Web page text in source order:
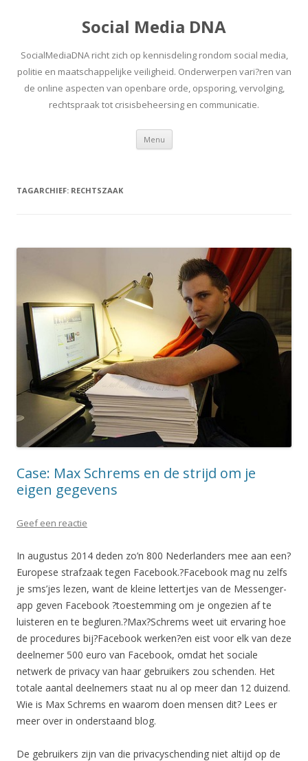
Social Media DNA
SocialMediaDNA richt zich op kennisdeling rondom social media,
politie en maatschappelijke veiligheid. Onderwerpen vari?ren van
de online aspecten van openbare orde, opsporing, vervolging,
rechtspraak tot crisisbeheersing en communicatie.
Menu Spring
inhoud
TAGARCHIEF: RECHTSZAAK
Case: Max Schrems en de strijd om je
eigen gegevens
Geef een reactie
In augustus 2014 deden zo’n 800 Nederlanders mee aan een?
Europese strafzaak tegen Facebook.?Facebook mag nu zelfs
je sms’jes lezen, want de kleine lettertjes van de Messenger-
app geven Facebook ?toestemming om je ongezien af te
luisteren en te begluren.?Max?Schrems weet uit ervaring hoe
de procedures bij?Facebook werken?en eist voor elk van deze
deelnemer 500 euro van Facebook, omdat het sociale
netwerk de privacy van haar gebruikers zou schenden. Het
totale aantal deelnemers staat nu al op meer dan 12 duizend.
Wie is Max Schrems en waarom doen mensen dit? Lees er
meer over in onderstaand blog.
De gebruikers zijn van die privacyschending niet altijd op de